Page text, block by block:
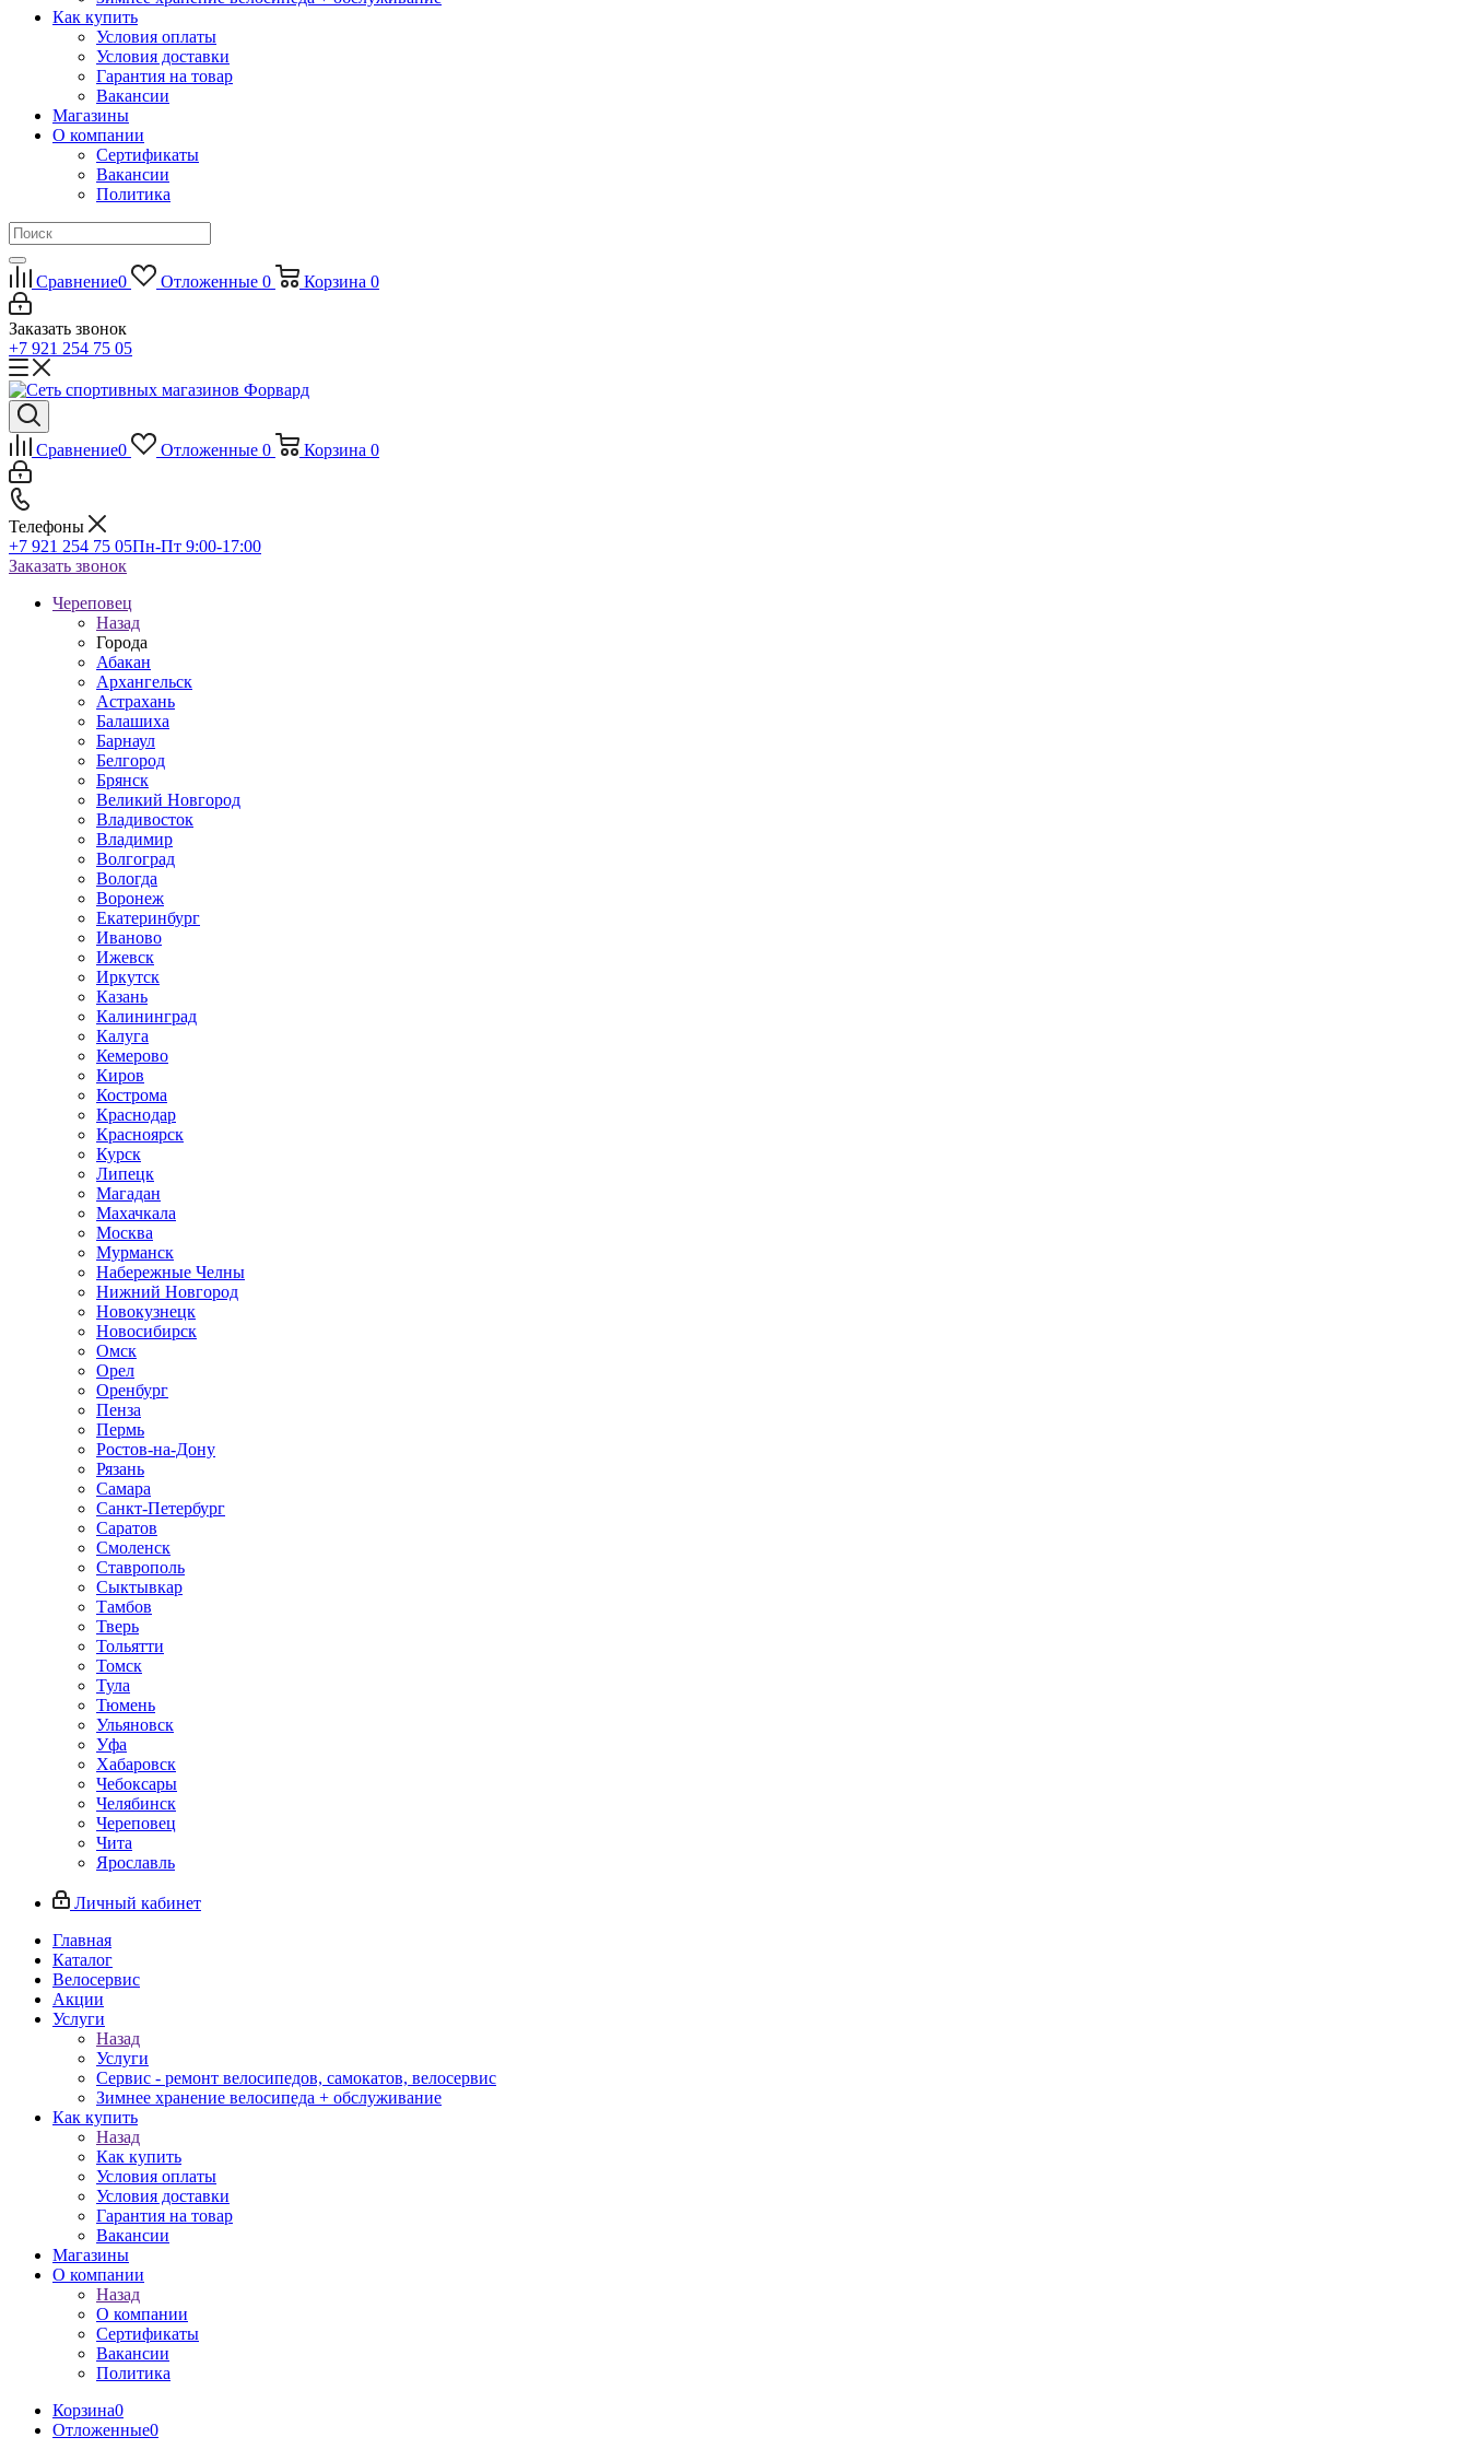
Как купить
Условия оплаты
Условия доставки
Гарантия на товар
Вакансии
Магазины
О компании
Сертификаты
Вакансии
Политика
Сравнение0 Отложенные 0 Корзина 0
Заказать звонок
+7 921 254 75 05
Сравнение0 Отложенные 0 Корзина 0
Телефоны
+7 921 254 75 05Пн-Пт 9:00-17:00
Заказать звонок
Череповец
Назад
Города
Абакан
Архангельск
Астрахань
Балашиха
Барнаул
Белгород
Брянск
Великий Новгород
Владивосток
Владимир
Волгоград
Вологда
Воронеж
Екатеринбург
Иваново
Ижевск
Иркутск
Казань
Калининград
Калуга
Кемерово
Киров
Кострома
Краснодар
Красноярск
Курск
Липецк
Магадан
Махачкала
Москва
Мурманск
Набережные Челны
Нижний Новгород
Новокузнецк
Новосибирск
Омск
Орел
Оренбург
Пенза
Пермь
Ростов-на-Дону
Рязань
Самара
Санкт-Петербург
Саратов
Смоленск
Ставрополь
Сыктывкар
Тамбов
Тверь
Тольятти
Томск
Тула
Тюмень
Ульяновск
Уфа
Хабаровск
Чебоксары
Челябинск
Череповец
Чита
Ярославль
Личный кабинет
Главная
Каталог
Велосервис
Акции
Услуги
Назад
Услуги
Сервис - ремонт велосипедов, самокатов, велосервис
Зимнее хранение велосипеда + обслуживание
Как купить
Назад
Как купить
Условия оплаты
Условия доставки
Гарантия на товар
Вакансии
Магазины
О компании
Назад
О компании
Сертификаты
Вакансии
Политика
Корзина0
Отложенные0